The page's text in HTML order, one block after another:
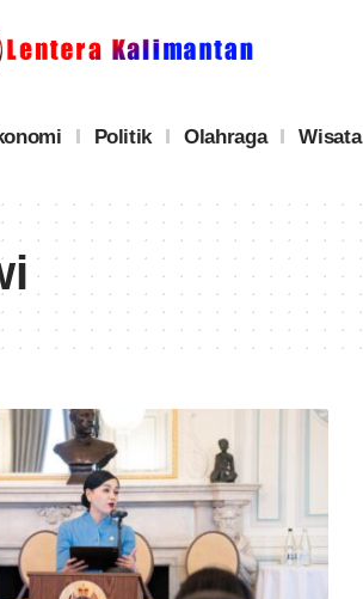
Politik Olahraga Wisata